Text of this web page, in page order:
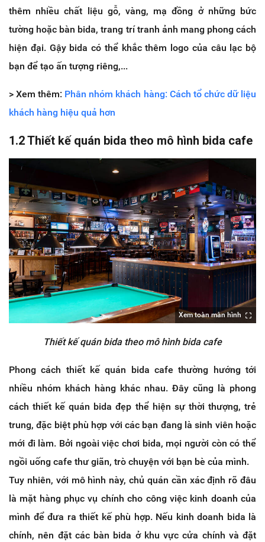
thêm nhiều chất liệu gỗ, vàng, mạ đồng ở những bức
tường hoặc bàn bida, trang trí tranh ảnh mang phong cách
hiện đại. Gậy bida có thể khắc thêm logo của câu lạc bộ
bạn để tạo ấn tượng riêng,...
> Xem thêm: Phân nhóm khách hàng: Cách tổ chức dữ liệu
khách hàng hiệu quả hơn
1.2 Thiết kế quán bida theo mô hình bida cafe
Xem toàn màn hình
Thiết kế quán bida theo mô hình bida cafe
Phong cách thiết kế quán bida cafe thường hướng tới
nhiều nhóm khách hàng khác nhau. Đây cũng là phong
cách thiết kế quán bida đẹp thể hiện sự thời thượng, trẻ
trung, đặc biệt phù hợp với các bạn đang là sinh viên hoặc
mới đi làm. Bởi ngoài việc chơi bida, mọi người còn có thể
ngồi uống cafe thư giãn, trò chuyện với bạn bè của mình.
Tuy nhiên, với mô hình này, chủ quán cần xác định rõ đâu
là mặt hàng phục vụ chính cho công việc kinh doanh của
mình để đưa ra thiết kế phù hợp. Nếu kinh doanh bida là
chính, nên đặt các bàn bida ở khu vực cửa chính và đặt